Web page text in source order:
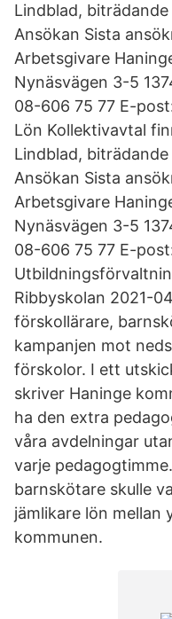
Lindblad,
Ansökan Sista
Arbetsgivare
Nynäsvägen 3-5
08-606 75 77 E-
Lön Kollektivavtal
Lindblad,
Ansökan Sista
Arbetsgivare
Nynäsvägen 3-5
08-606 75 77 E-
Ribbyskolan 2021-
förskollärare,
kampanjen mot
förskolor. I ett
skriver Haninge
ha den extra
våra avdelningar
varje
barnskötare skulle
jämlikare lön mellan
kommunen.